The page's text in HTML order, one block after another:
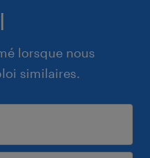
lorsque nous
similaires.